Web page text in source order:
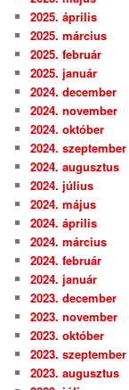
2025. április
2025. március
2025. február
2025. január
2024. december
2024. november
2024. október
2024. szeptember
2024. augusztus
2024. július
2024. május
2024. április
2024. március
2024. február
2024. január
2023. december
2023. november
2023. október
2023. szeptember
2023. augusztus